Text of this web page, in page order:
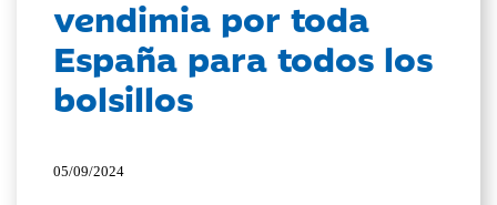
vendimia por toda
España para todos los
bolsillos
05/09/2024